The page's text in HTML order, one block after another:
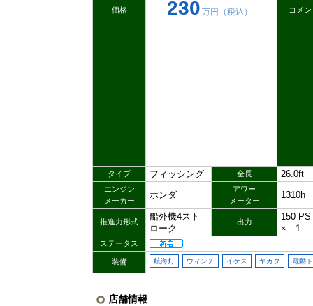
価格 230 万円（税込） コメン
タイプ フィッシング 全長 26.0ft
エンジン
メーカー
ホンダ
アワー
メーター
1310h
推進力形式
船外機4スト
ローク
出力
150
× 1
ステータス
装備 航海灯 ウィンチ イケス ヤカタ 電動
店舗情報